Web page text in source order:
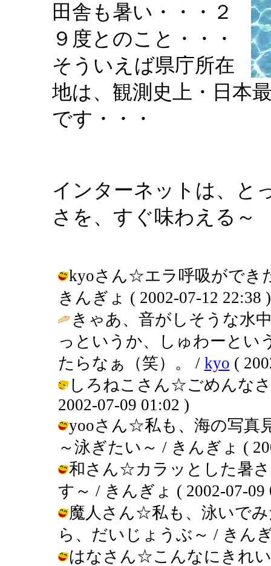
田舎も暑い・・・２
９度とのこと・・・
そういえば県庁所在
地は、観測史上・日本
です・・・
インターネットは、と
さを、すぐ味わえる～
kyoさん☆エラ呼吸ができ
きんぎょ ( 2002-07-12 22:38 )
きゃあ、音がしそうな水
っというか、しゅわーと
たらなぁ（笑）。 / kyo (
しろねこさん☆ごめんな
2002-07-09 01:02 )
yooさん☆私も、海の写真
～泳ぎたい～ / きんぎょ (
和さん☆カラッとした暑
す～ / きんぎょ ( 2002-07-09
魔人さん☆私も、泳いで
ら、だいじょうぶ～ / きん
はなさん☆こんなにきれ